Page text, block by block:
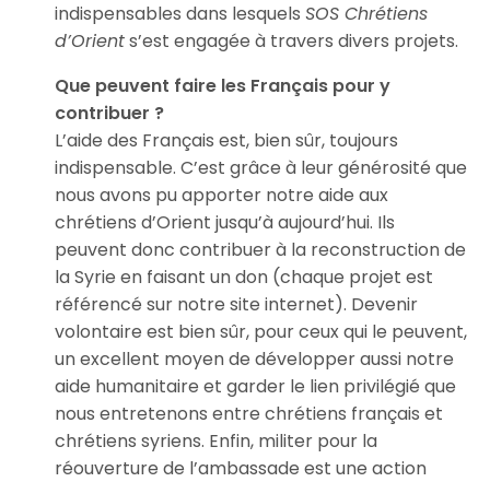
indispensables dans lesquelsSOS Chrétiens
d’Orients’est engagée à travers divers projets.
Que peuvent faire les Français pour y
contribuer ?
L’aide des Français est, bien sûr, toujours
indispensable. C’est grâce à leur générosité que
nous avons pu apporter notre aide aux
chrétiens d’Orient jusqu’à aujourd’hui. Ils
peuvent donc contribuer à la reconstruction de
la Syrie en faisant un don (chaque projet est
référencé sur notre site internet). Devenir
volontaire est bien sûr, pour ceux qui le peuvent,
un excellent moyen de développer aussi notre
aide humanitaire et garder le lien privilégié que
nous entretenons entre chrétiens français et
chrétiens syriens. Enfin, militer pour la
réouverture de l’ambassade est une action